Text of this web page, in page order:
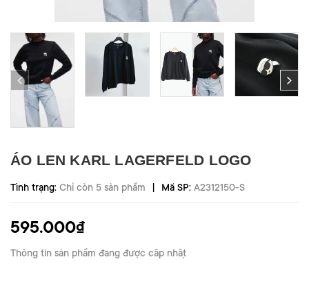
ÁO LEN KARL LAGERFELD LOGO
Tình trạng: Chỉ còn 5 sản phẩm | Mã SP: A2312150-S
595.000₫
Thông tin sản phẩm đang được cập nhật